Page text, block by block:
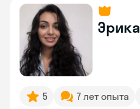
Эрика
5 7 лет опыта